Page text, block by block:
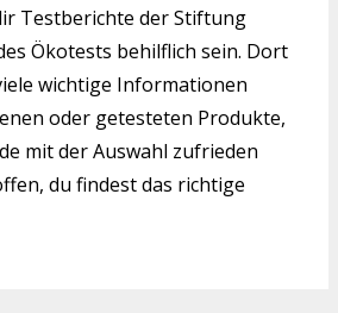
Testberichte der Stiftung
Ökotests behilflich sein. Dort
wichtige Informationen
oder getesteten Produkte,
mit der Auswahl zufrieden
du findest das richtige